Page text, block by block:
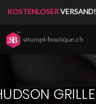
KOSTENLOSERVERSAND!
GRILLE